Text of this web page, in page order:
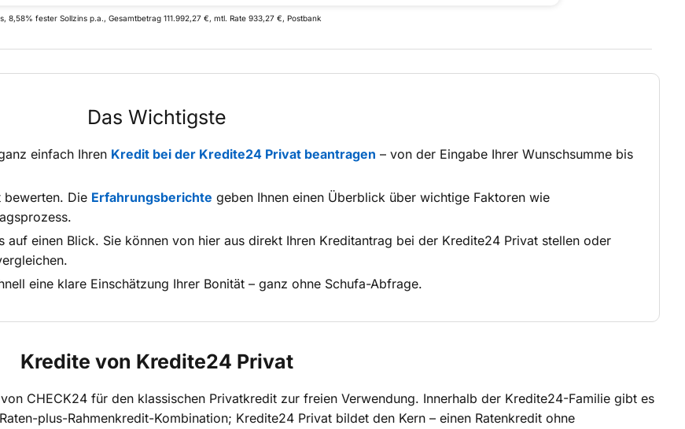
fester Sollzins p.a., Gesamtbetrag 111.992,27 €, mtl. Rate 933,27 €, Postbank
Das Wichtigste
einfach Ihren Kredit bei der Kredite24 Privat beantragen – von der Eingabe Ihrer Wunschsumme bis
bewerten. Die Erfahrungsberichte geben Ihnen einen Überblick über wichtige Faktoren wie
einen Blick. Sie können von hier aus direkt Ihren Kreditantrag bei der Kredite24 Privat stellen oder
eine klare Einschätzung Ihrer Bonität – ganz ohne Schufa-Abfrage.
Kredite von Kredite24 Privat
CHECK24 für den klassischen Privatkredit zur freien Verwendung. Innerhalb der Kredite24-Familie gibt es
plus-Rahmenkredit-Kombination; Kredite24 Privat bildet den Kern – einen Ratenkredit ohne